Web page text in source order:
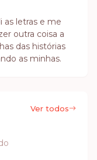
as letras e me
outra coisa a
das histórias
as minhas.
Ver todos